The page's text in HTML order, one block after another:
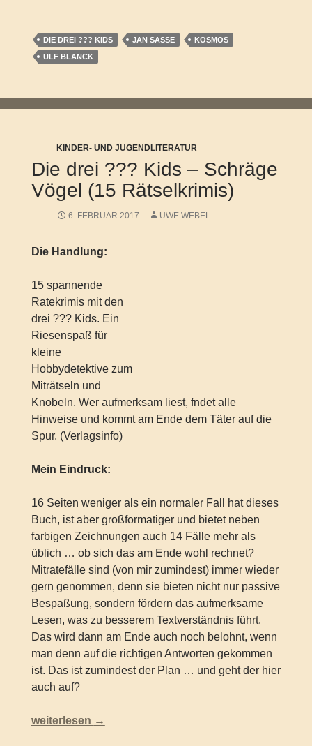
DIE DREI ??? KIDS JAN SASSE
KOSMOS
ULF BLANCK
KINDER- UND JUGENDLITERATUR
Die drei ??? Kids – Schräge
Vögel (15 Rätselkrimis)
6. FEBRUAR 2017 UWE WEBEL
Die Handlung:
15 spannende
Ratekrimis mit den
drei ??? Kids. Ein
Riesenspaß für
kleine
Hobbydetektive zum
Miträtseln und
Knobeln. Wer aufmerksam liest, fndet alle
Hinweise und kommt am Ende dem Täter auf die
Spur. (Verlagsinfo)
Mein Eindruck:
16 Seiten weniger als ein normaler Fall hat dieses
Buch, ist aber großformatiger und bietet neben
farbigen Zeichnungen auch 14 Fälle mehr als
üblich … ob sich das am Ende wohl rechnet?
Mitratefälle sind (von mir zumindest) immer wieder
gern genommen, denn sie bieten nicht nur passive
Bespaßung, sondern fördern das aufmerksame
Lesen, was zu besserem Textverständnis führt.
Das wird dann am Ende auch noch belohnt, wenn
man denn auf die richtigen Antworten gekommen
ist. Das ist zumindest der Plan … und geht der hier
auch auf?
Die drei ??? Kids – Schräge Vögel (15 Rätselkrimis)
weiterlesen →